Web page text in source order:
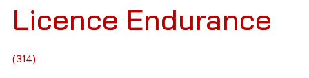
Licence Endurance
(314)